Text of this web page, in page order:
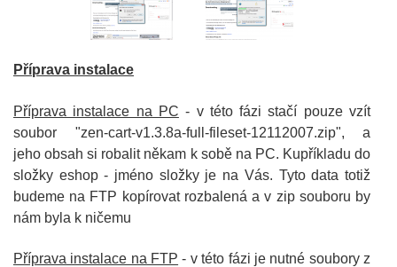
Příprava instalace
Příprava instalace na PC - v této fázi stačí pouze vzít
soubor "zen-cart-v1.3.8a-full-fileset-12112007.zip", a
jeho obsah si robalit někam k sobě na PC. Kupříkladu do
složky eshop - jméno složky je na Vás. Tyto data totiž
budeme na FTP kopírovat rozbalená a v zip souboru by
nám byla k ničemu
Příprava instalace na FTP - v této fázi je nutné soubory z